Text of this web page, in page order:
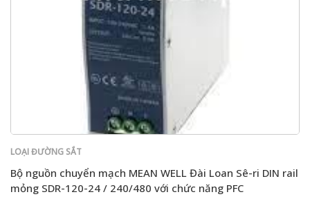
LOẠI ĐƯỜNG SẮT
Bộ nguồn chuyển mạch MEAN WELL Đài Loan Sê-ri DIN rail
mỏng SDR-120-24 / 240/480 với chức năng PFC